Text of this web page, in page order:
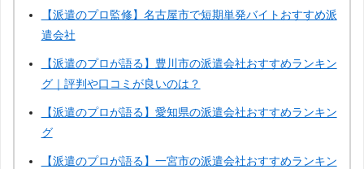
愛媛 高知 佐賀 長崎
熊本 大分 宮崎 鹿児島
沖縄
【派遣のプロ監修】名古屋市で短期単発バイトおすすめ派
遣会社
【派遣のプロが語る】豊川市の派遣会社おすすめランキン
グ｜評判や口コミが良いのは？
【派遣のプロが語る】愛知県の派遣会社おすすめランキン
グ
【派遣のプロが語る】一宮市の派遣会社おすすめランキン